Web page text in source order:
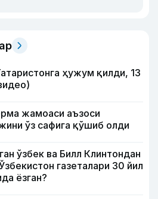
ҳужум қилди, 13
жамоаси аъзоси
ўз сафига қўшиб олди
ўзбек ва Билл Клинтондан
газеталари 30 йил
ёзган?